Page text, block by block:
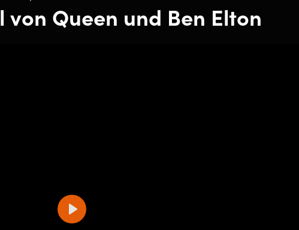
von Queen und Ben Elton
Play